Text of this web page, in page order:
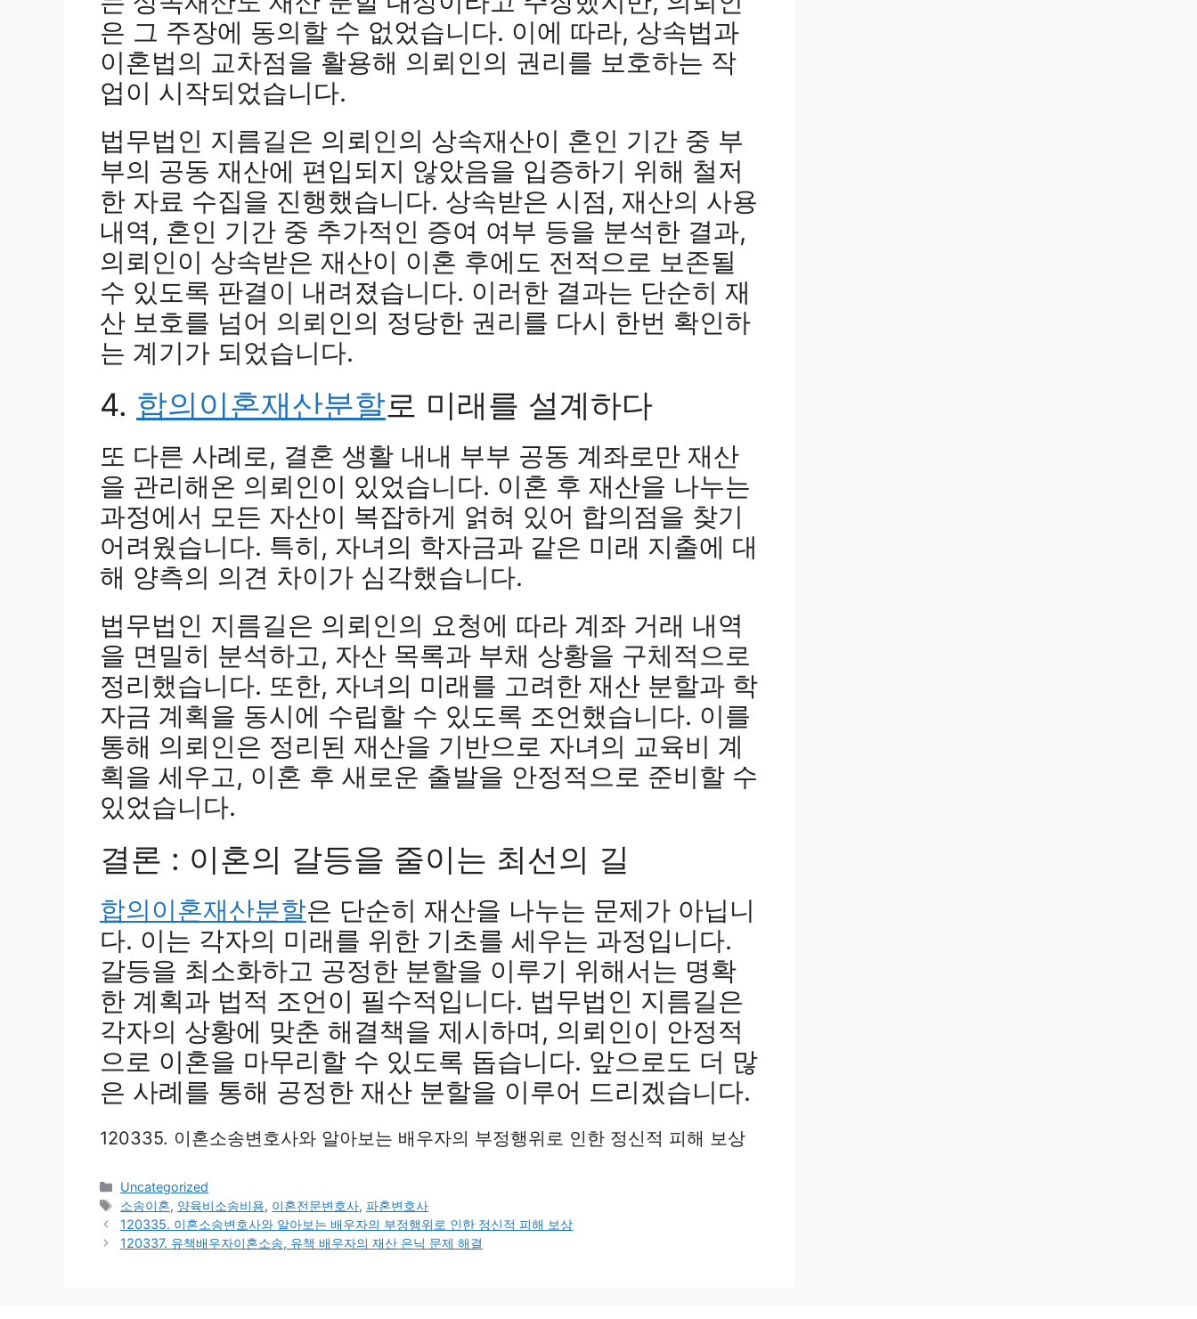
은 그 주장에 동의할 수 없었습니다. 이에 따라, 상속법과
이혼법의 교차점을 활용해 의뢰인의 권리를 보호하는 작
업이 시작되었습니다.
법무법인 지름길은 의뢰인의 상속재산이 혼인 기간 중 부
부의 공동 재산에 편입되지 않았음을 입증하기 위해 철저
한 자료 수집을 진행했습니다. 상속받은 시점, 재산의 사용
내역, 혼인 기간 중 추가적인 증여 여부 등을 분석한 결과,
의뢰인이 상속받은 재산이 이혼 후에도 전적으로 보존될
수 있도록 판결이 내려졌습니다. 이러한 결과는 단순히 재
산 보호를 넘어 의뢰인의 정당한 권리를 다시 한번 확인하
는 계기가 되었습니다.
4. 합의이혼재산분할로 미래를 설계하다
또 다른 사례로, 결혼 생활 내내 부부 공동 계좌로만 재산
을 관리해온 의뢰인이 있었습니다. 이혼 후 재산을 나누는
과정에서 모든 자산이 복잡하게 얽혀 있어 합의점을 찾기
어려웠습니다. 특히, 자녀의 학자금과 같은 미래 지출에 대
해 양측의 의견 차이가 심각했습니다.
법무법인 지름길은 의뢰인의 요청에 따라 계좌 거래 내역
을 면밀히 분석하고, 자산 목록과 부채 상황을 구체적으로
정리했습니다. 또한, 자녀의 미래를 고려한 재산 분할과 학
자금 계획을 동시에 수립할 수 있도록 조언했습니다. 이를
통해 의뢰인은 정리된 재산을 기반으로 자녀의 교육비 계
획을 세우고, 이혼 후 새로운 출발을 안정적으로 준비할 수
있었습니다.
결론 : 이혼의 갈등을 줄이는 최선의 길
합의이혼재산분할은 단순히 재산을 나누는 문제가 아닙니
다. 이는 각자의 미래를 위한 기초를 세우는 과정입니다.
갈등을 최소화하고 공정한 분할을 이루기 위해서는 명확
한 계획과 법적 조언이 필수적입니다. 법무법인 지름길은
각자의 상황에 맞춘 해결책을 제시하며, 의뢰인이 안정적
으로 이혼을 마무리할 수 있도록 돕습니다. 앞으로도 더 많
은 사례를 통해 공정한 재산 분할을 이루어 드리겠습니다.
120335. 이혼소송변호사와 알아보는 배우자의 부정행위로 인한 정신적 피해 보상
Categories
Uncategorized
Tags
소송이혼, 양육비소송비용, 이혼전문변호사,파혼변호사
120335. 이혼소송변호사와 알아보는 배우자의 부정행위로 인한 정신적 피해 보상
120337. 유책배우자이혼소송, 유책 배우자의 재산 은닉 문제 해결